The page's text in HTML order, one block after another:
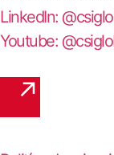
LinkedIn:
Youtube: